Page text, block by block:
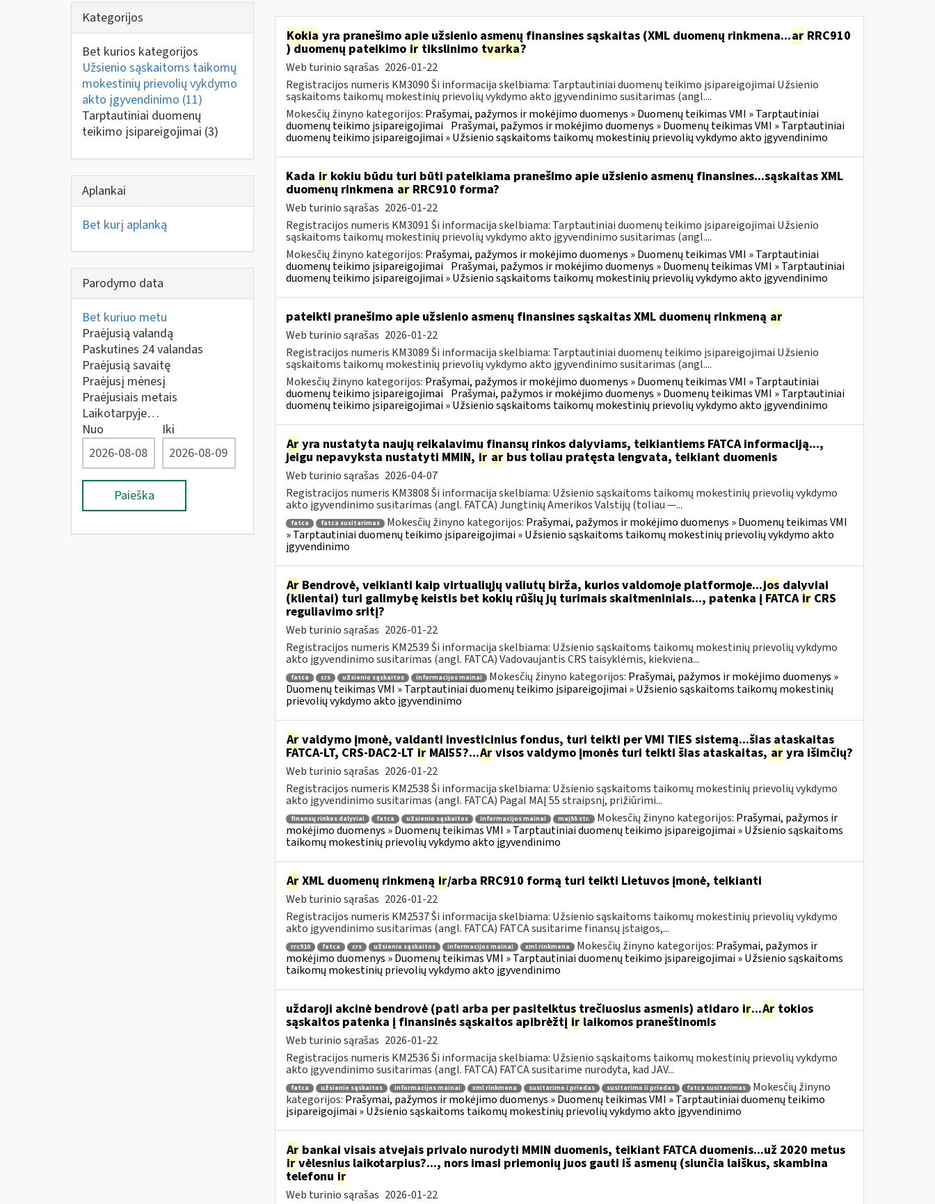
Kategorijos
Bet kurios kategorijos
Užsienio sąskaitoms taikomų
mokestinių prievolių vykdymo
akto įgyvendinimo (11)
Tarptautiniai duomenų
teikimo įsipareigojimai (3)
Aplankai
Bet kurį aplanką
Parodymo data
Bet kuriuo metu
Praėjusią valandą
Paskutines 24 valandas
Praėjusią savaitę
Praėjusį mėnesį
Praėjusiais metais
Laikotarpyje…
Nuo
Iki
Paieška
Kokia yra pranešimo apie užsienio asmenų finansines sąskaitas (XML duomenų rinkmena...arRRC910
) duomenų pateikimo irtikslinimo tvarka?
Web turinio sąrašas 2026-01-22
Registracijos numeris KM3090 Ši informacija skelbiama: Tarptautiniai duomenų teikimo įsipareigojimai Užsienio
sąskaitoms taikomų mokestinių prievolių vykdymo akto įgyvendinimo susitarimas (angl....
Mokesčių žinyno kategorijos: Prašymai, pažymos ir mokėjimo duomenys » Duomenų teikimas VMI » Tarptautiniai
duomenų teikimo įsipareigojimai Prašymai, pažymos ir mokėjimo duomenys » Duomenų teikimas VMI » Tarptautiniai
duomenų teikimo įsipareigojimai » Užsienio sąskaitoms taikomų mokestinių prievolių vykdymo akto įgyvendinimo
Kada irkokiu būdu turi būti pateikiama pranešimo apie užsienio asmenų finansines...sąskaitas XML
duomenų rinkmena arRRC910 forma?
Web turinio sąrašas 2026-01-22
Registracijos numeris KM3091 Ši informacija skelbiama: Tarptautiniai duomenų teikimo įsipareigojimai Užsienio
sąskaitoms taikomų mokestinių prievolių vykdymo akto įgyvendinimo susitarimas (angl....
Mokesčių žinyno kategorijos: Prašymai, pažymos ir mokėjimo duomenys » Duomenų teikimas VMI » Tarptautiniai
duomenų teikimo įsipareigojimai Prašymai, pažymos ir mokėjimo duomenys » Duomenų teikimas VMI » Tarptautiniai
duomenų teikimo įsipareigojimai » Užsienio sąskaitoms taikomų mokestinių prievolių vykdymo akto įgyvendinimo
pateikti pranešimo apie užsienio asmenų finansines sąskaitas XML duomenų rinkmeną ar
Web turinio sąrašas 2026-01-22
Registracijos numeris KM3089 Ši informacija skelbiama: Tarptautiniai duomenų teikimo įsipareigojimai Užsienio
sąskaitoms taikomų mokestinių prievolių vykdymo akto įgyvendinimo susitarimas (angl....
Mokesčių žinyno kategorijos: Prašymai, pažymos ir mokėjimo duomenys » Duomenų teikimas VMI » Tarptautiniai
duomenų teikimo įsipareigojimai Prašymai, pažymos ir mokėjimo duomenys » Duomenų teikimas VMI » Tarptautiniai
duomenų teikimo įsipareigojimai » Užsienio sąskaitoms taikomų mokestinių prievolių vykdymo akto įgyvendinimo
Aryra nustatyta naujų reikalavimų finansų rinkos dalyviams, teikiantiems FATCA informaciją...,
jeigu nepavyksta nustatyti MMIN, ir arbus toliau pratęsta lengvata, teikiant duomenis
Web turinio sąrašas 2026-04-07
Registracijos numeris KM3808 Ši informacija skelbiama: Užsienio sąskaitoms taikomų mokestinių prievolių vykdymo
akto įgyvendinimo susitarimas (angl. FATCA) Jungtinių Amerikos Valstijų (toliau —...
fatca fatca susitarimas Mokesčių žinyno kategorijos: Prašymai, pažymos ir mokėjimo duomenys » Duomenų teikimas VMI
» Tarptautiniai duomenų teikimo įsipareigojimai » Užsienio sąskaitoms taikomų mokestinių prievolių vykdymo akto
įgyvendinimo
ArBendrovė, veikianti kaip virtualiųjų valiutų birža, kurios valdomoje platformoje...jos dalyviai
(klientai) turi galimybę keistis bet kokių rūšių jų turimais skaitmeniniais..., patenka į FATCA irCRS
reguliavimo sritį?
Web turinio sąrašas 2026-01-22
Registracijos numeris KM2539 Ši informacija skelbiama: Užsienio sąskaitoms taikomų mokestinių prievolių vykdymo
akto įgyvendinimo susitarimas (angl. FATCA) Vadovaujantis CRS taisyklėmis, kiekviena...
fatca crs užsienio sąskaitos informacijos mainai Mokesčių žinyno kategorijos: Prašymai, pažymos ir mokėjimo duomenys »
Duomenų teikimas VMI » Tarptautiniai duomenų teikimo įsipareigojimai » Užsienio sąskaitoms taikomų mokestinių
prievolių vykdymo akto įgyvendinimo
Arvaldymo įmonė, valdanti investicinius fondus, turi teikti per VMI TIES sistemą...šias ataskaitas
FATCA-LT, CRS-DAC2-LT irMAI55?...Arvisos valdymo įmonės turi teikti šias ataskaitas, aryra išimčių?
Web turinio sąrašas 2026-01-22
Registracijos numeris KM2538 Ši informacija skelbiama: Užsienio sąskaitoms taikomų mokestinių prievolių vykdymo
akto įgyvendinimo susitarimas (angl. FATCA) Pagal MAĮ 55 straipsnį, prižiūrimi...
finansų rinkos dalyviai fatca užsienio sąskaitos informacijos mainai maį55 str. Mokesčių žinyno kategorijos: Prašymai, pažymos ir
mokėjimo duomenys » Duomenų teikimas VMI » Tarptautiniai duomenų teikimo įsipareigojimai » Užsienio sąskaitoms
taikomų mokestinių prievolių vykdymo akto įgyvendinimo
ArXML duomenų rinkmeną ir/arba RRC910 formą turi teikti Lietuvos įmonė, teikianti
Web turinio sąrašas 2026-01-22
Registracijos numeris KM2537 Ši informacija skelbiama: Užsienio sąskaitoms taikomų mokestinių prievolių vykdymo
akto įgyvendinimo susitarimas (angl. FATCA) FATCA susitarime finansų įstaigos,...
rrc910 fatca crs užsienio sąskaitos informacijos mainai xml rinkmena Mokesčių žinyno kategorijos: Prašymai, pažymos ir
mokėjimo duomenys » Duomenų teikimas VMI » Tarptautiniai duomenų teikimo įsipareigojimai » Užsienio sąskaitoms
taikomų mokestinių prievolių vykdymo akto įgyvendinimo
uždaroji akcinė bendrovė (pati arba per pasitelktus trečiuosius asmenis) atidaro ir...Artokios
sąskaitos patenka į finansinės sąskaitos apibrėžtį irlaikomos praneštinomis
Web turinio sąrašas 2026-01-22
Registracijos numeris KM2536 Ši informacija skelbiama: Užsienio sąskaitoms taikomų mokestinių prievolių vykdymo
akto įgyvendinimo susitarimas (angl. FATCA) FATCA susitarime nurodyta, kad JAV...
fatca užsienio sąskaitos informacijos mainai xml rinkmena susitarimo i priedas susitarimo ii priedas fatca susitarimas
Mokesčių žinyno
kategorijos: Prašymai, pažymos ir mokėjimo duomenys » Duomenų teikimas VMI » Tarptautiniai duomenų teikimo
įsipareigojimai » Užsienio sąskaitoms taikomų mokestinių prievolių vykdymo akto įgyvendinimo
Arbankai visais atvejais privalo nurodyti MMIN duomenis, teikiant FATCA duomenis...už 2020 metus
irvėlesnius laikotarpius?..., nors imasi priemonių juos gauti iš asmenų (siunčia laiškus, skambina
telefonu ir
Web turinio sąrašas 2026-01-22